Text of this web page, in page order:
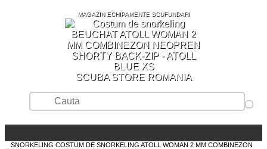
MAGAZIN ECHIPAMENTE SCUFUNDARI
SCUBA STORE ROMANIA
SNORKELING COSTUM DE SNORKELING ATOLL WOMAN 2 MM COMBINEZON